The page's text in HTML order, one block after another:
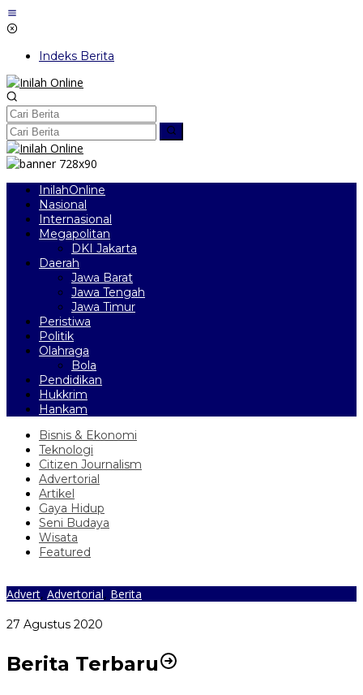
Lewati
ke
Indeks Berita
InilahOnline
Nasional
Internasional
Megapolitan
DKI Jakarta
Daerah
Jawa Barat
Jawa Tengah
Jawa Timur
Peristiwa
Politik
Olahraga
Bola
Pendidikan
Hukkrim
Hankam
Bisnis & Ekonomi
Teknologi
Citizen Journalism
Advertorial
Artikel
Gaya Hidup
Seni Budaya
Wisata
Featured
Advert, Advertorial, Berita
27 Agustus 2020
Berita Terbaru